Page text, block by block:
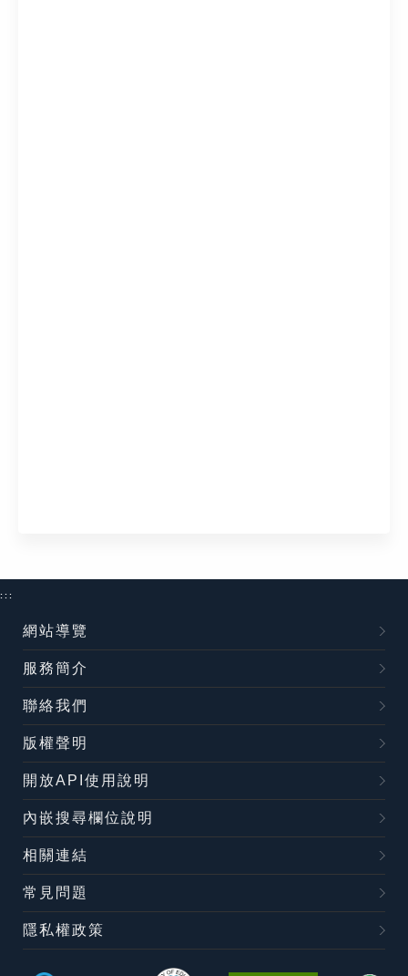
:::
網站導覽
服務簡介
聯絡我們
版權聲明
開放API使用說明
內嵌搜尋欄位說明
相關連結
常見問題
隱私權政策